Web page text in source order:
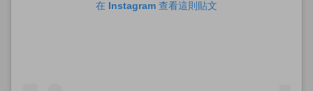
在 Instagram 查看這則貼文